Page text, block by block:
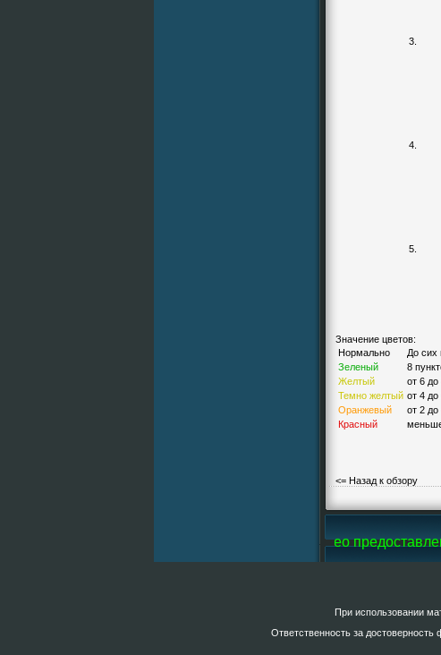
3.
4.
5.
Значение цветов:
Нормально
До сих
Зеленый
8
Желтый
от 6 до
Темно желтый от 4 до
Оранжевый
от 2 до
Красный
<= Назад к обзору
Line, все фотографии и большую часть видео предоставлены
При использовании
Ответственность за